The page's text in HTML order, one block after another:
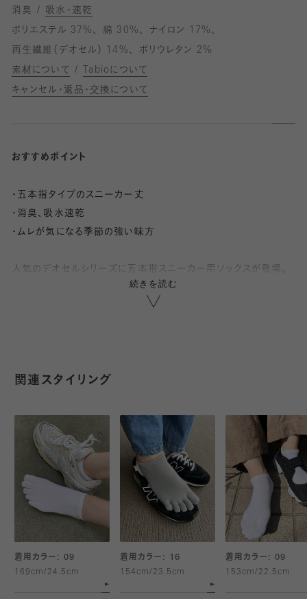
消臭
吸水・速乾
ポリエステル 37%
綿 30%
ナイロン 17%
再生繊維（デオセル） 14%
ポリウレタン 2%
素材について
Tabioについて
キャンセル・返品・交換について
おすすめポイント
・五本指タイプのスニーカー丈
・消臭、吸水速乾
・ムレが気になる季節の強い味方
人気のデオセルシリーズに五本指スニーカー用ソックスが登場。
消臭効果と吸水速乾性に優れた素材「デオセル(DEOCELL®)」を
※デオセル®はモリリン株式会社の登録商標です。
続きを読む
関連スタイリング
着用カラー: 09
169cm/24.5cm
着用カラー: 16
154cm/23.5cm
着用カラー: 09
153cm/22.5cm